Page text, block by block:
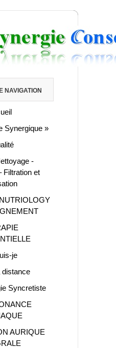
NAVIGATION
Synergique»
-
Filtration et
je
distance
Syncretiste
AURIQUE